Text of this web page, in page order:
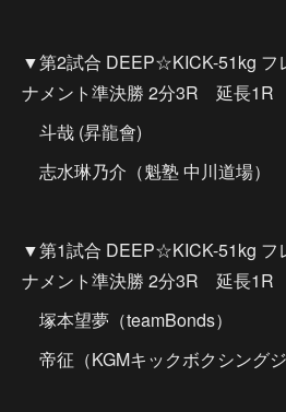
▼第2試合 DEEP☆KICK-51kg フ
ナメント準決勝 2分3R 延長1R
斗哉 (昇龍會)
志水琳乃介（魁塾 中川道場）
▼第1試合 DEEP☆KICK-51kg フ
ナメント準決勝 2分3R 延長1R
塚本望夢（teamBonds）
帝征（KGMキックボクシングジ